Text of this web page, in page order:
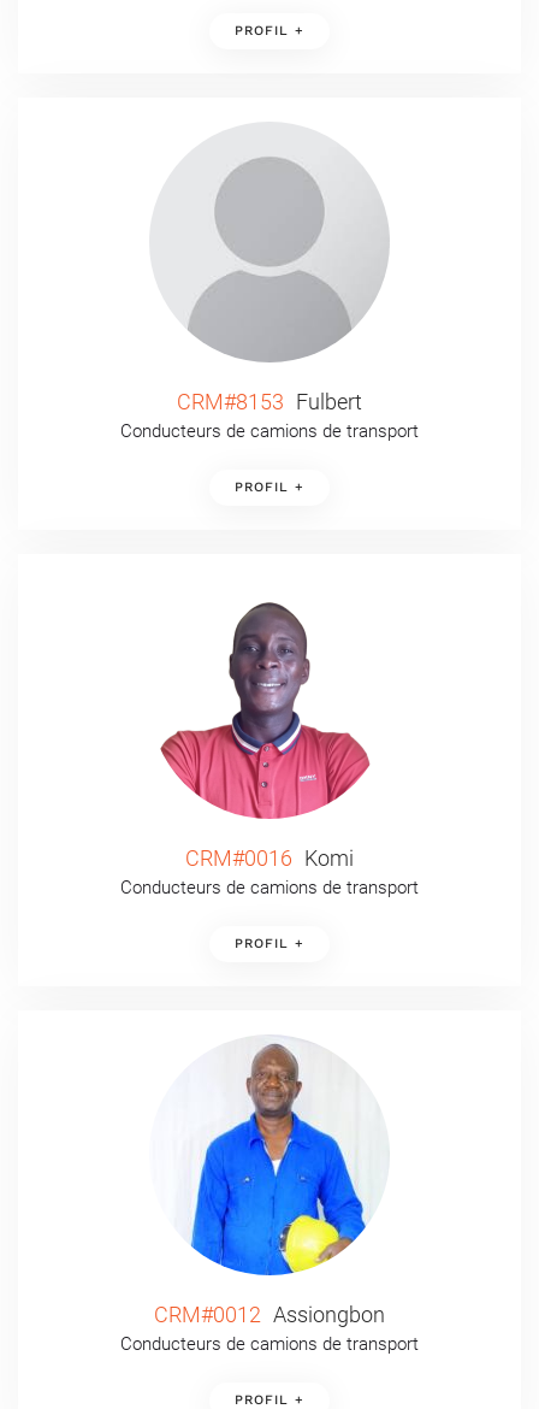
PROFIL +
CRM#8153 Fulbert
Conducteurs de camions de transport
PROFIL +
CRM#0016 Komi
Conducteurs de camions de transport
PROFIL +
CRM#0012 Assiongbon
Conducteurs de camions de transport
PROFIL +